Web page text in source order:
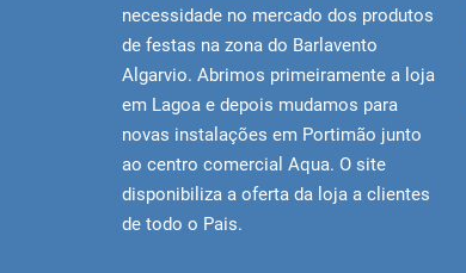
necessidade no mercado dos produtos
de festas na zona do Barlavento
Algarvio. Abrimos primeiramente a loja
em Lagoa e depois mudamos para
novas instalações em Portimão junto
ao centro comercial Aqua. O site
disponibiliza a oferta da loja a clientes
de todo o Pais.